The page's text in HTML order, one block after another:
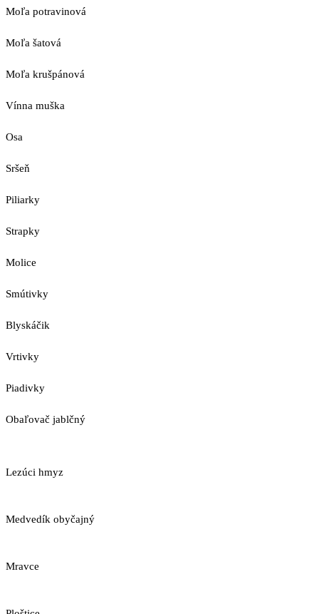
Moľa potravinová
Moľa šatová
Moľa krušpánová
Vínna muška
Osa
Sršeň
Piliarky
Strapky
Molice
Smútivky
Blyskáčik
Vrtivky
Piadivky
Obaľovač jablčný
Lezúci hmyz
Medvedík obyčajný
Mravce